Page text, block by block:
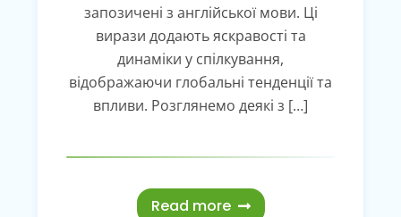
запозичені з англійської мови. Ці
вирази додають яскравості та
динаміки у спілкування,
відображаючи глобальні тенденції та
впливи. Розглянемо деякі з […]
Read more